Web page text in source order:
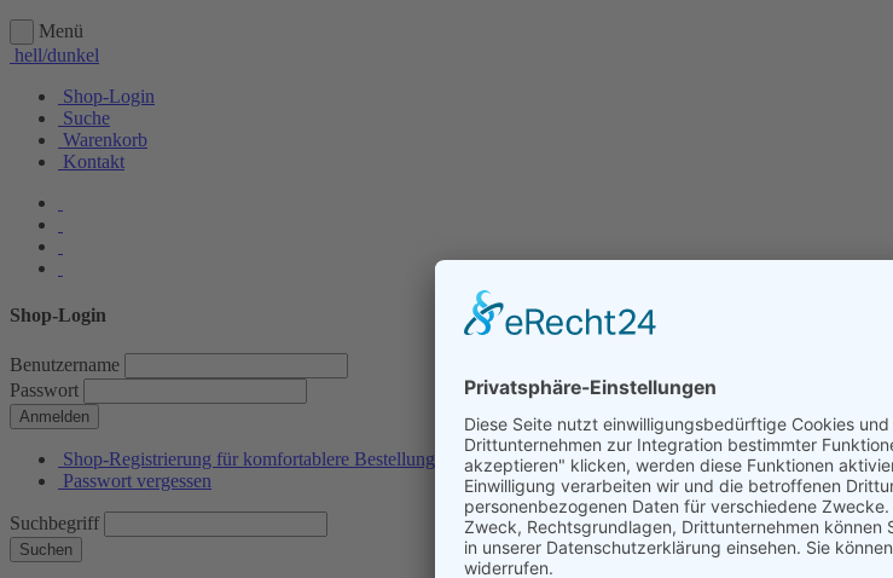
Menü
hell/dunkel
Shop-Login
Suche
Warenkorb
Kontakt
Shop-Login
Benutzername
Passwort
Anmelden
Shop-Registrierung für komfortablere Bestellungen
Passwort vergessen
Suchbegriff
Suchen